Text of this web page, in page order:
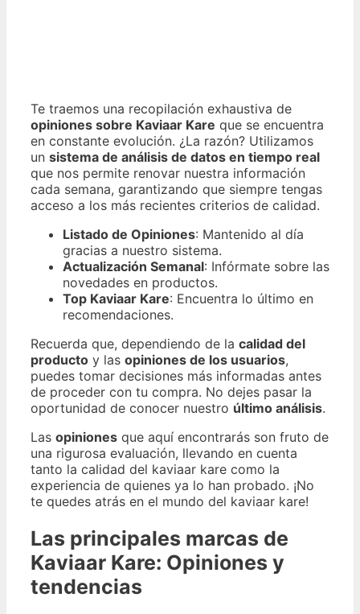
Te traemos una recopilación exhaustiva de
opiniones sobre Kaviaar Kare que se encuentra
en constante evolución. ¿La razón? Utilizamos
un sistema de análisis de datos en tiempo real
que nos permite renovar nuestra información
cada semana, garantizando que siempre tengas
acceso a los más recientes criterios de calidad.
Listado de Opiniones: Mantenido al día
gracias a nuestro sistema.
Actualización Semanal: Infórmate sobre las
novedades en productos.
Top Kaviaar Kare: Encuentra lo último en
recomendaciones.
Recuerda que, dependiendo de la calidad del
producto y las opiniones de los usuarios,
puedes tomar decisiones más informadas antes
de proceder con tu compra. No dejes pasar la
oportunidad de conocer nuestro último análisis.
Las opiniones que aquí encontrarás son fruto de
una rigurosa evaluación, llevando en cuenta
tanto la calidad del kaviaar kare como la
experiencia de quienes ya lo han probado. ¡No
te quedes atrás en el mundo del kaviaar kare!
Las principales marcas de
Kaviaar Kare: Opiniones y
tendencias